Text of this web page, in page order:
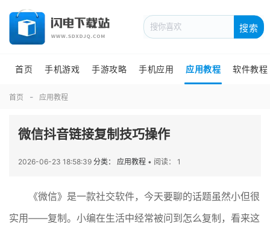
搜索
首页 手机游戏 手游攻略 手机应用 应用教程 软件教程
首页 应用教程
微信抖音链接复制技巧操作
2026-06-23 18:58:39 分类： 应用教程 • 阅读： 1
《微信》是一款社交软件，今天要聊的话题虽然小但很
实用——复制。小编在生活中经常被问到怎么复制，看来这